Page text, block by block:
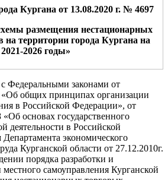
Кургана от 13.08.2020 г. № 4697
размещения нестационарных
на территории города Кургана на
2021-2026 годы»
Федеральными законами от
общих принципах организации
в Российской Федерации», от
основах государственного
деятельности в Российской
экономического
Курганской области от 27.12.2010г.
порядка разработки и
самоуправления Курганской